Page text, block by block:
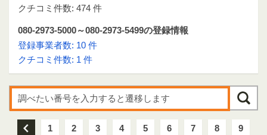
クチコミ件数: 474 件
080-2973-5000～080-2973-5499の登録情報
登録事業者数: 10 件
クチコミ件数: 1 件
前 1 2 3 4 5 6 7 8
9